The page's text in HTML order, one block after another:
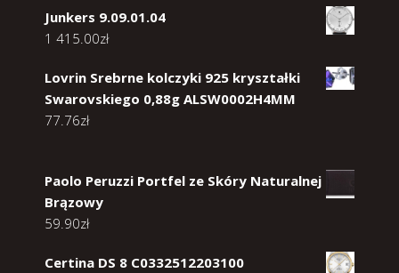
Junkers 9.09.01.04
1 415.00zł
Lovrin Srebrne kolczyki 925 kryształki
Swarovskiego 0,88g ALSW0002H4MM
77.76zł
Paolo Peruzzi Portfel ze Skóry Naturalnej
Brązowy
59.90zł
Certina DS 8 C0332512203100